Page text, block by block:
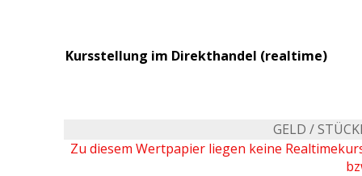
Kursstellung im Direkthandel (realtime)
GELD /
Zu diesem Wertpapier liegen keine